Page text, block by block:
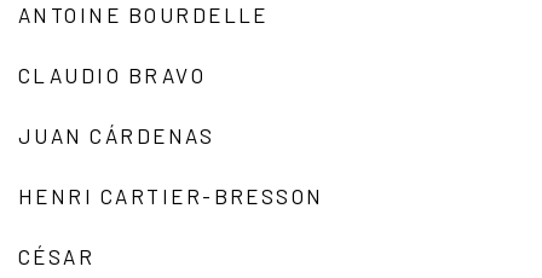
ANTOINE BOURDELLE
CLAUDIO BRAVO
JUAN CÁRDENAS
HENRI CARTIER-BRESSON
CÉSAR